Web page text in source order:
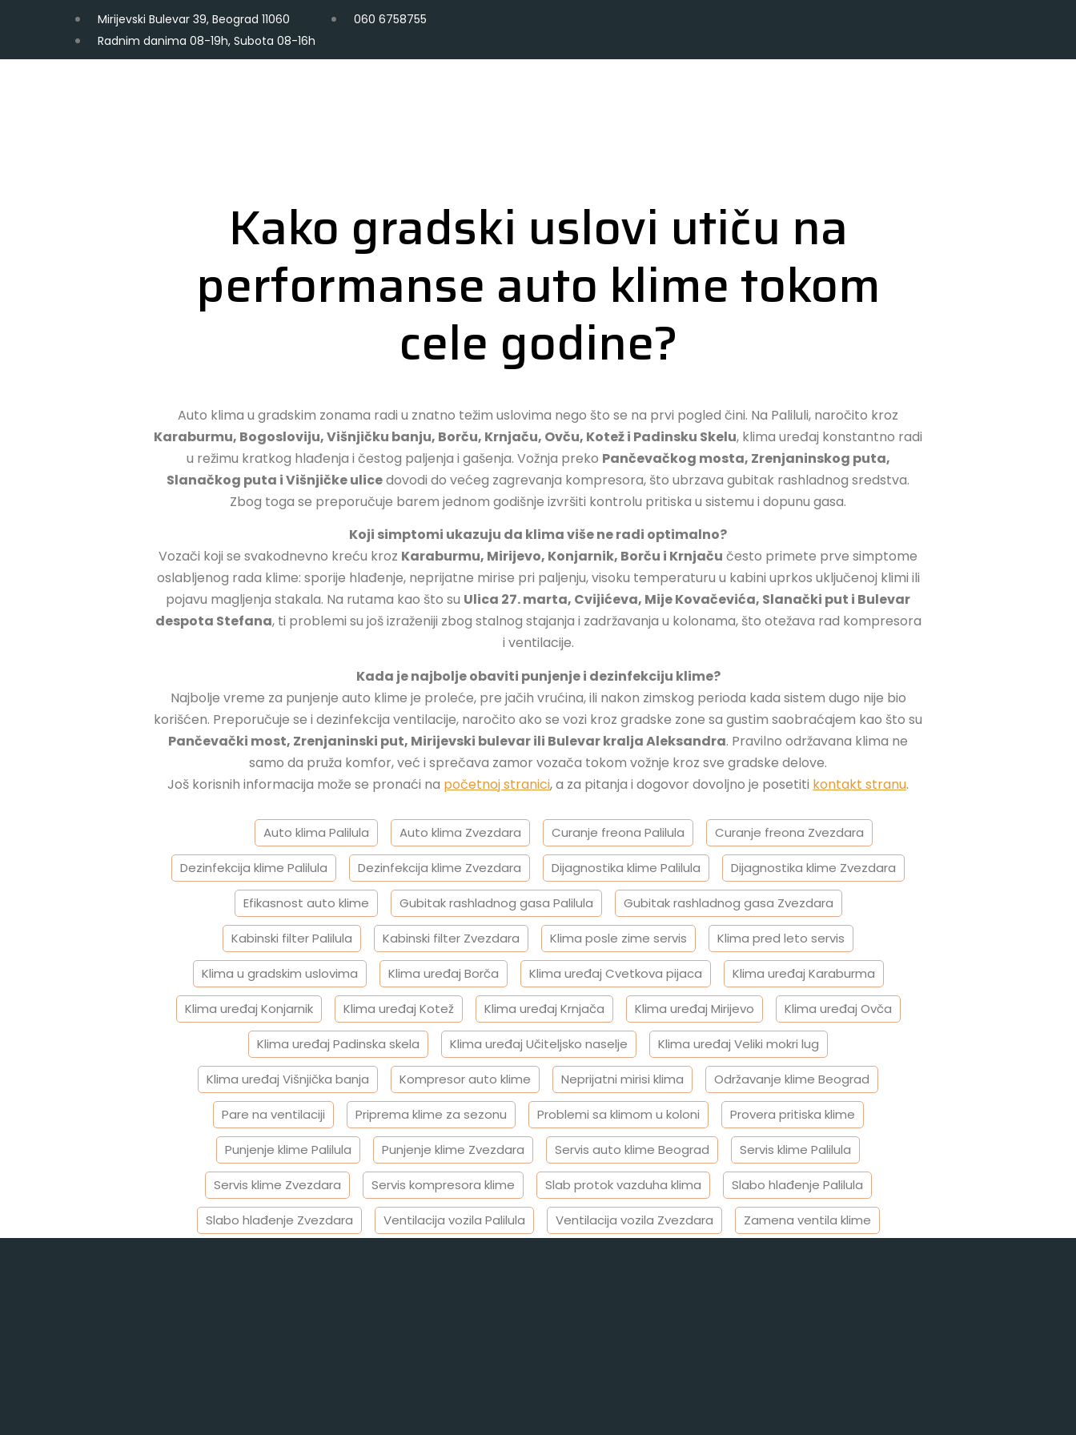
Mirijevski Bulevar 39, Beograd 11060
060 6758755
Radnim danima 08-19h, Subota 08-16h
Kako gradski uslovi utiču na
performanse auto klime tokom
cele godine?
Auto klima u gradskim zonama radi u znatno težim uslovima nego što se na prvi pogled čini. Na Paliluli, naročito kroz
Karaburmu, Bogosloviju, Višnjičku banju, Borču, Krnjaču, Ovču, Kotež i Padinsku Skelu, klima uređaj konstantno radi
u režimu kratkog hlađenja i čestog paljenja i gašenja. Vožnja preko Pančevačkog mosta, Zrenjaninskog puta,
Slanačkog puta i Višnjičke ulicedovodi do većeg zagrevanja kompresora, što ubrzava gubitak rashladnog sredstva.
Zbog toga se preporučuje barem jednom godišnje izvršiti kontrolu pritiska u sistemu i dopunu gasa.
Koji simptomi ukazuju da klima više ne radi optimalno?
Vozači koji se svakodnevno kreću kroz Karaburmu, Mirijevo, Konjarnik, Borču i Krnjaču često primete prve simptome
oslabljenog rada klime: sporije hlađenje, neprijatne mirise pri paljenju, visoku temperaturu u kabini uprkos uključenoj klimi ili
pojavu magljenja stakala. Na rutama kao što su Ulica 27. marta, Cvijićeva, Mije Kovačevića, Slanački put i Bulevar
despota Stefana, ti problemi su još izraženiji zbog stalnog stajanja i zadržavanja u kolonama, što otežava rad kompresora
i ventilacije.
Kada je najbolje obaviti punjenje i dezinfekciju klime?
Najbolje vreme za punjenje auto klime je proleće, pre jačih vrućina, ili nakon zimskog perioda kada sistem dugo nije bio
korišćen. Preporučuje se i dezinfekcija ventilacije, naročito ako se vozi kroz gradske zone sa gustim saobraćajem kao što su
Pančevački most, Zrenjaninski put, Mirijevski bulevar ili Bulevar kralja Aleksandra. Pravilno održavana klima ne
samo da pruža komfor, već i sprečava zamor vozača tokom vožnje kroz sve gradske delove.
Još korisnih informacija može se pronaći na početnoj stranici, a za pitanja i dogovor dovoljno je posetiti kontakt stranu.
Auto klima Palilula Auto klima Zvezdara Curanje freona Palilula Curanje freona Zvezdara
Dezinfekcija klime Palilula Dezinfekcija klime Zvezdara Dijagnostika klime Palilula Dijagnostika klime Zvezdara
Efikasnost auto klime Gubitak rashladnog gasa Palilula Gubitak rashladnog gasa Zvezdara
Kabinski filter Palilula Kabinski filter Zvezdara Klima posle zime servis Klima pred leto servis
Klima u gradskim uslovima Klima uređaj Borča Klima uređaj Cvetkova pijaca Klima uređaj Karaburma
Klima uređaj Konjarnik Klima uređaj Kotež Klima uređaj Krnjača Klima uređaj Mirijevo Klima uređaj Ovča
Klima uređaj Padinska skela Klima uređaj Učiteljsko naselje Klima uređaj Veliki mokri lug
Klima uređaj Višnjička banja Kompresor auto klime Neprijatni mirisi klima Održavanje klime Beograd
Pare na ventilaciji Priprema klime za sezonu Problemi sa klimom u koloni Provera pritiska klime
Punjenje klime Palilula Punjenje klime Zvezdara Servis auto klime Beograd Servis klime Palilula
Servis klime Zvezdara Servis kompresora klime Slab protok vazduha klima Slabo hlađenje Palilula
Slabo hlađenje Zvezdara Ventilacija vozila Palilula Ventilacija vozila Zvezdara Zamena ventila klime